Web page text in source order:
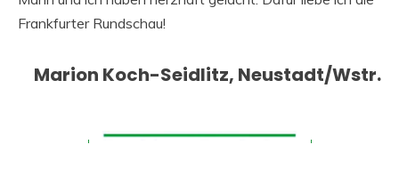
Frankfurter Rundschau!
Marion Koch-Seidlitz, Neustadt/Wstr.